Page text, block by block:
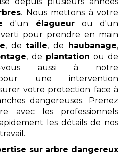
. Nous mettons à votre
d'un élagueurou d'un
pour prendre en main
, detaille, de haubanage,
, de plantation ou de
vous aussi à notre
pour une intervention
votre protection face à
dangereuses. Prenez
avec les professionnels
les détails de nos
sur arbre dangereux